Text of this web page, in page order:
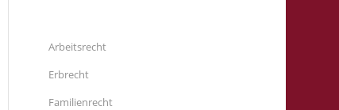
Arbeitsrecht
Erbrecht
Familienrecht